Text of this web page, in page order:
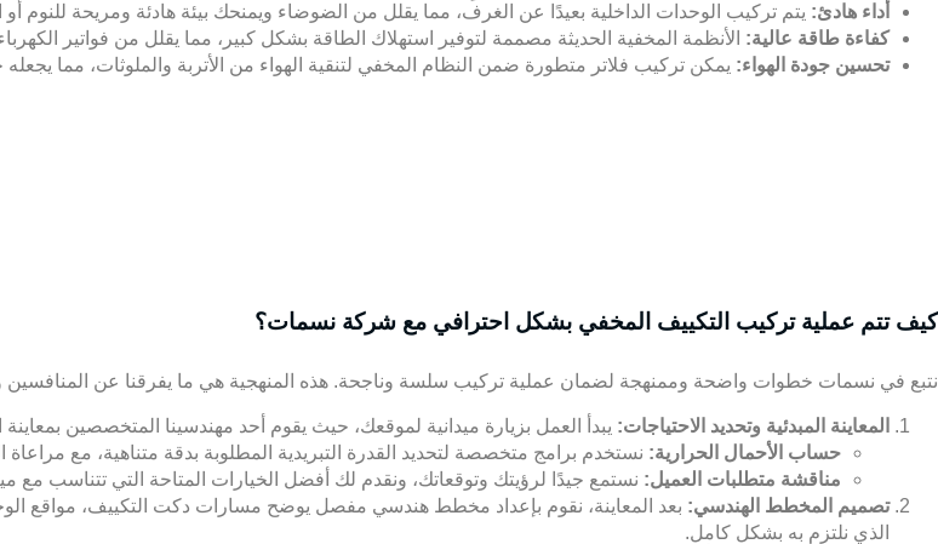
أداء هادئ: يتم تركيب الوحدات الداخلية بعيدًا عن الغرف، مما يقلل من الضوضاء ويمنحك بيئة هادئة ومريحة للنوم أو
كفاءة طاقة عالية: الأنظمة المخفية الحديثة مصممة لتوفير استهلاك الطاقة بشكل كبير، مما يقلل من فواتير
تحسين جودة الهواء: يمكن تركيب فلاتر متطورة ضمن النظام المخفي لتنقية الهواء من الأتربة والملوثات، مما
كيف تتم عملية تركيب التكييف المخفي بشكل احترافي مع شركة نسمات؟
نتبع في نسمات خطوات واضحة وممنهجة لضمان عملية تركيب سلسة وناجحة. هذه المنهجية هي ما يفرقنا عن المنافسين
المعاينة المبدئية وتحديد الاحتياجات: يبدأ العمل بزيارة ميدانية لموقعك، حيث يقوم أحد مهندسينا المتخصصين بمعاينة
حساب الأحمال الحرارية: نستخدم برامج متخصصة لتحديد القدرة التبريدية المطلوبة بدقة متناهية، مع
مناقشة متطلبات العميل: نستمع جيدًا لرؤيتك وتوقعاتك، ونقدم لك أفضل الخيارات المتاحة التي تتناسب مع
تصميم المخطط الهندسي: بعد المعاينة، نقوم بإعداد مخطط هندسي مفصل يوضح مسارات دكت التكييف، مواقع
الذي نلتزم به بشكل كامل.